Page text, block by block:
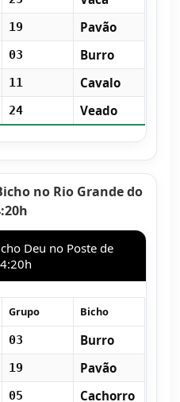
19
Pavão
03
Burro
11
Cavalo
24 Veado
no Rio Grande do
Deu no Poste de
Grupo Bicho
03
Burro
19
Pavão
05
Cachorro